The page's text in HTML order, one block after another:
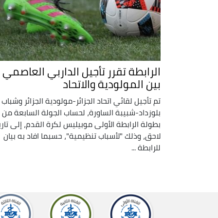
الرابطة تقرر تأجيل الداربي العاصمي
بين المولودية والاتحاد
تم تأجيل لقائي اتحاد الجزائر-مولودية الجزائر وشباب
بلوزداد-شبيبة الساورة، لحساب الجولة السابعة من
بطولة الرابطة الأولى موبيليس لكرة القدم، إلى
لاحق، وذلك "لأسباب تنظيمية"، حسبما افاد به بيان
للرابطة ...